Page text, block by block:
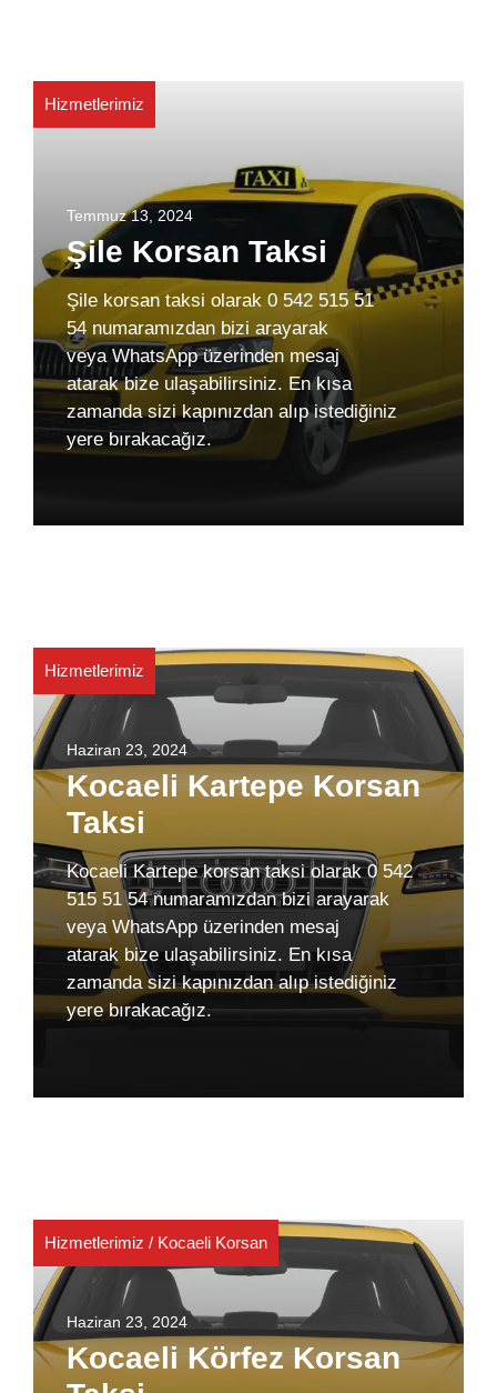
Hizmetlerimiz
Temmuz 13, 2024
Şile Korsan Taksi
Şile korsan taksi olarak 0 542 515 51
54 numaramızdan bizi arayarak
veya WhatsApp üzerinden mesaj
atarak bize ulaşabilirsiniz. En kısa
zamanda sizi kapınızdan alıp istediğiniz
yere bırakacağız.
Hizmetlerimiz
Haziran 23, 2024
Kocaeli Kartepe Korsan
Taksi
Kocaeli Kartepe korsan taksi olarak 0 542
515 51 54 numaramızdan bizi arayarak
veya WhatsApp üzerinden mesaj
atarak bize ulaşabilirsiniz. En kısa
zamanda sizi kapınızdan alıp istediğiniz
yere bırakacağız.
Hizmetlerimiz / Kocaeli Korsan
Haziran 23, 2024
Kocaeli Körfez Korsan